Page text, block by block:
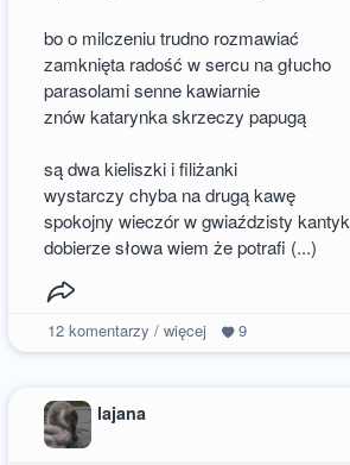
bo o milczeniu trudno rozmawiać
zamknięta radość w sercu na głucho
parasolami senne kawiarnie
znów katarynka skrzeczy papugą
są dwa kieliszki i filiżanki
wystarczy chyba na drugą kawę
spokojny wieczór w gwiaździsty kantyk
dobierze słowa wiem że potrafi (...)
12komentarzy / więcej 9
lajana